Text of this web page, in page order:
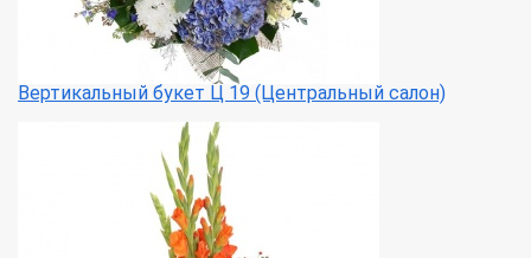
Вертикальный букет Ц 19 (Центральный салон)